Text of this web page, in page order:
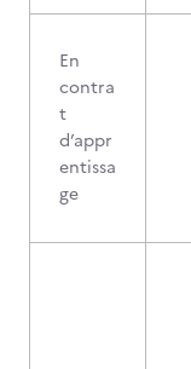
En
contra
t
d’appr
entissa
ge